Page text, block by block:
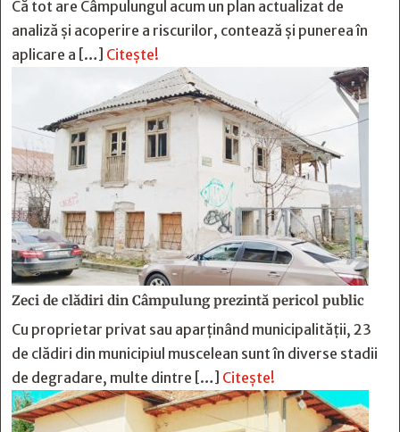
Că tot are Câmpulungul acum un plan actualizat de
analiză și acoperire a riscurilor, contează și punerea în
aplicare a […] Citește!
Zeci de clădiri din Câmpulung prezintă pericol public
Cu proprietar privat sau aparținând municipalității, 23
de clădiri din municipiul muscelean sunt în diverse stadii
de degradare, multe dintre […] Citește!